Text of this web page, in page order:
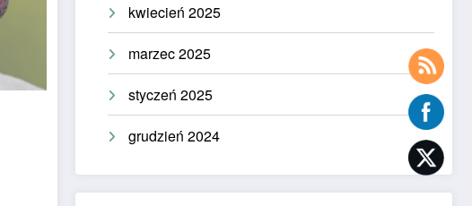
kwiecień 2025
marzec 2025
styczeń 2025
grudzień 2024